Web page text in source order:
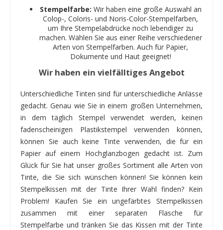
Stempelfarbe: Wir haben eine große Auswahl an
Colop-, Coloris- und Noris-Color-Stempelfarben,
um Ihre Stempelabdrücke noch lebendiger zu
machen. Wählen Sie aus einer Reihe verschiedener
Arten von Stempelfarben. Auch für Papier,
Dokumente und Haut geeignet!
Wir haben ein vielfälltiges Angebot
Unterschiedliche Tinten sind für unterschiedliche Anlässe
gedacht. Genau wie Sie in einem großen Unternehmen,
in dem täglich Stempel verwendet werden, keinen
fadenscheinigen Plastikstempel verwenden können,
können Sie auch keine Tinte verwenden, die für ein
Papier auf einem Hochglanzbogen gedacht ist. Zum
Glück für Sie hat unser großes Sortiment alle Arten von
Tinte, die Sie sich wünschen können! Sie können kein
Stempelkissen mit der Tinte Ihrer Wahl finden? Kein
Problem! Kaufen Sie ein ungefärbtes Stempelkissen
zusammen mit einer separaten Flasche für
Stempelfarbe und tränken Sie das Kissen mit der Tinte